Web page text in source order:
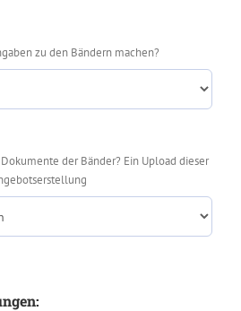
zu den Bändern machen?
der Bänder? Ein Upload dieser